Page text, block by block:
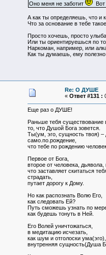
Оно меня не заботит Вот
А как ты определяешь, что и
Что за основание в тебе
Просто хочешь, просто
Или ты ориентируешься по
Наркоман, например, или
Как ты думаешь, ему полезно
Re: О ДУШЕ
« Ответ #131 :
Еще раз о ДУШЕ!
Раньше тебя существование
то, что Душой Бога зовется.
Ты(ум, эго, сущность твоя) –
само.по.рождение,
что тебе по рождению
Первое от Бога,
второе от человека, дьявола,
что заставляет скитаться
страдать,
путает дорогу к Дому.
Но как распознать Волю Его,
как следовать Ей?
Путь сможешь узнать по мере
как будешь тонуть в Ней.
Его Волей уничтожаться,
в медитацию исчезать,
как шум и отголоски ума(эго),
внутренняя сущность(Душа